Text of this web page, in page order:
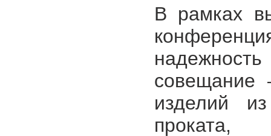
В рамках
совещание
изделий
проката,